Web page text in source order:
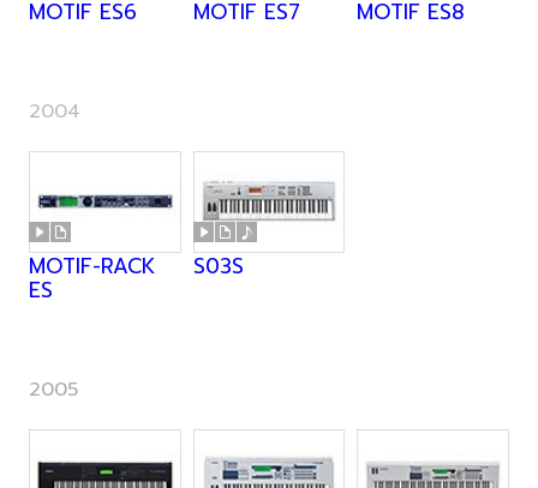
MOTIF ES6 MOTIF ES7 MOTIF ES8
2004
MOTIF-RACK
ES
S03S
2005